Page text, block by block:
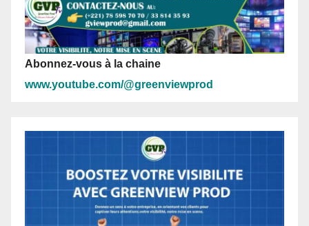
Abonnez-vous à la chaine
www.youtube.com/@greenviewprod